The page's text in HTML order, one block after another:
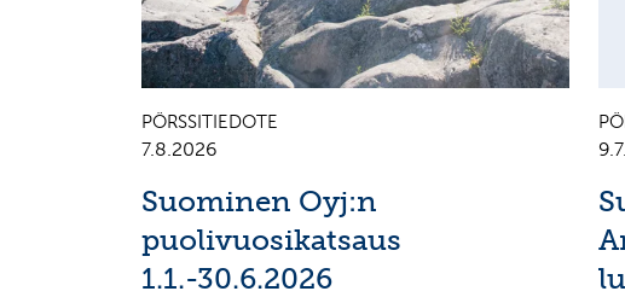
PÖRSSITIEDOTE
7.8.2026
Suominen Oyj:n
puolivuosikatsaus
1.1.-30.6.2026